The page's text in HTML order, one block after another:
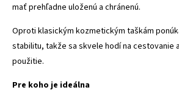
mať prehľadne uloženú a chránenú.
Oproti klasickým kozmetickým taškám
stabilitu, takže sa skvele hodí na cestovanie
použitie.
Pre koho je ideálna